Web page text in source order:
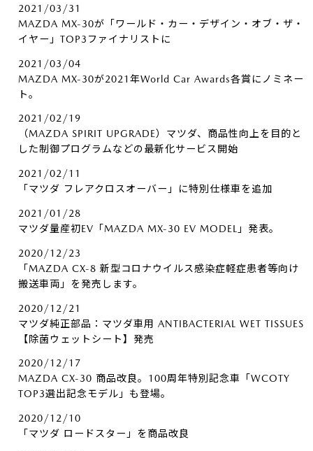
2021/03/31
MAZDA MX-30が「ワールド・カー・デザイン・オブ・ザ・
イヤー」TOP3ファイナリストに
2021/03/04
MAZDA MX-30が2021年World Car Awards各賞にノミネー
ト。
2021/02/19
（MAZDA SPIRIT UPGRADE）マツダ、商品性向上を目的と
した制御プログラムなどの最新化サービス開始
2021/02/11
「マツダ フレアクロスオーバー」に特別仕様車を追加
2021/01/28
マツダ量産初EV「MAZDA MX-30 EV MODEL」発表。
2020/12/23
「MAZDA CX-8 新型コロナウイルス感染症軽症患者等向け
搬送車両」を発売します。
2020/12/21
マツダ純正部品：マツダ車用 ANTIBACTERIAL WET TISSUES
【除菌ウェットシート】発売
2020/12/17
MAZDA CX-30 商品改良。100周年特別記念車「WCOTY
TOP3選出記念モデル」も登場。
2020/12/10
「マツダ ロードスター」を商品改良